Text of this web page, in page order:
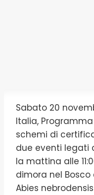
Sabato 20
Italia,
schemi di
due eventi legati
la mattina alle
dimora nel
Abies